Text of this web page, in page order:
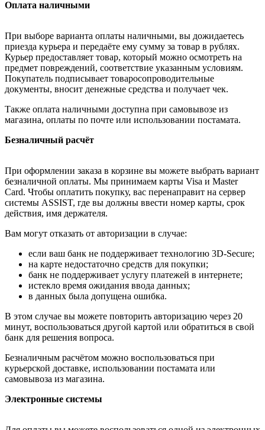
Оплата наличными
При выборе варианта оплаты наличными, вы дожидаетесь
приезда курьера и передаёте ему сумму за товар в рублях.
Курьер предоставляет товар, который можно осмотреть на
предмет повреждений, соответствие указанным условиям.
Покупатель подписывает товаросопроводительные
документы, вносит денежные средства и получает чек.
Также оплата наличными доступна при самовывозе из
магазина, оплаты по почте или использовании постамата.
Безналичный расчёт
При оформлении заказа в корзине вы можете выбрать вариант
безналичной оплаты. Мы принимаем карты Visa и Master
Card. Чтобы оплатить покупку, вас перенаправит на сервер
системы ASSIST, где вы должны ввести номер карты, срок
действия, имя держателя.
Вам могут отказать от авторизации в случае:
если ваш банк не поддерживает технологию 3D-Secure;
на карте недостаточно средств для покупки;
банк не поддерживает услугу платежей в интернете;
истекло время ожидания ввода данных;
в данных была допущена ошибка.
В этом случае вы можете повторить авторизацию через 20
минут, воспользоваться другой картой или обратиться в свой
банк для решения вопроса.
Безналичным расчётом можно воспользоваться при
курьерской доставке, использовании постамата или
самовывоза из магазина.
Электронные системы